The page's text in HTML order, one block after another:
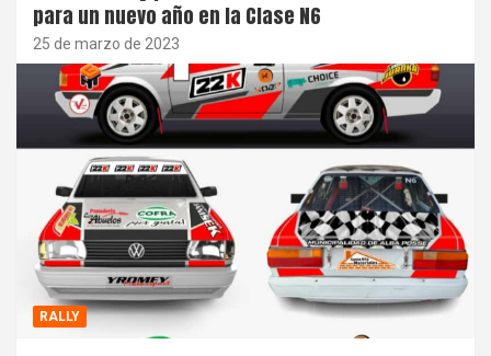
para un nuevo año en la Clase N6
25 de marzo de 2023
RALLY